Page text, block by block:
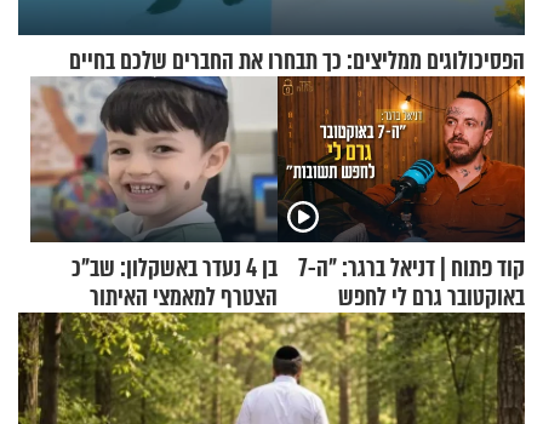
הפסיכולוגים ממליצים: כך תבחרו את החברים שלכם בחיים
קוד פתוח | דניאל ברגר: "ה-7
באוקטובר גרם לי לחפש
תשובות"
בן 4 נעדר באשקלון: שב"כ
הצטרף למאמצי האיתור